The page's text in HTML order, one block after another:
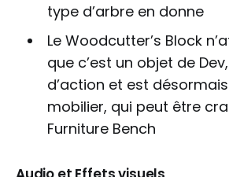
type d’arbre en donne
Le Woodcutter’s Block
que c’est un objet de
d’action et est
mobilier, qui peut être
Furniture Bench